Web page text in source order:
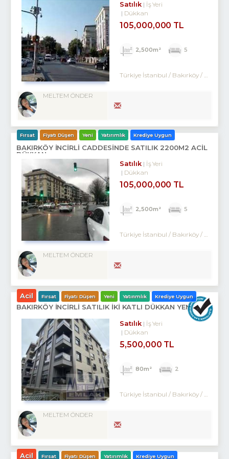
Satılık
İş Yeri
Dükkan
105,000,000 TL
2,500m² 5
Türkiye İstanbul / Bakırköy/ Ataköy
MELTEM ÖNDER
Fırsat Fiyatı Düşen Yeni Yatırımlık Krediye Uygun
BAKIRKÖY İNCİRLİ CADDESINDE SATILIK 2200M2 ACİL
DÜKKAN
Satılık
İş Yeri
Dükkan
105,000,000 TL
2,500m² 5
Türkiye İstanbul / Bakırköy/ Zuhuratbaba
MELTEM ÖNDER
Acil Fırsat Fiyatı Düşen Yeni Yatırımlık Krediye Uygun
BAKIRKÖY İNCİRLİ SATILIK İKİ KATLI DÜKKAN YENİ BİNA
Satılık
İş Yeri
Dükkan
5,500,000 TL
80m² 2
Türkiye İstanbul / Bakırköy/ Kartaltepe
MELTEM ÖNDER
Acil Fırsat Fiyatı Düşen Yatırımlık Krediye Uygun